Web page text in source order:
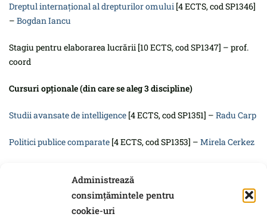
Administrează
consimțămintele pentru
cookie-uri
Dreptul internaţional al drepturilor omului [4 ECTS, cod SP1346]
– Bogdan Iancu
Stagiu pentru elaborarea lucrării [10 ECTS, cod SP1347] – prof.
coord
Cursuri opționale (din care se aleg 3 discipline)
Studii avansate de intelligence [4 ECTS, cod SP1351] – Radu Carp
Politici publice comparate [4 ECTS, cod SP1353] – Mirela Cerkez
Teoria și istoria liberalismului